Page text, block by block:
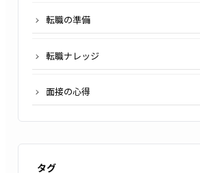
転職の準備
転職ナレッジ
面接の心得
タグ